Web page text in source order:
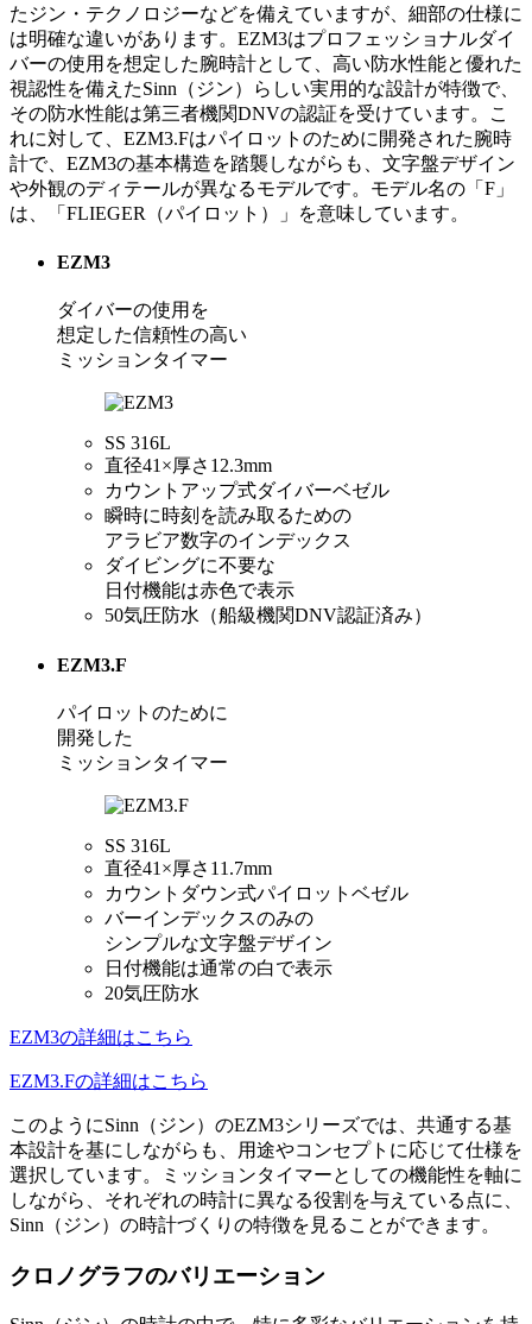
たジン・テクノロジーなどを備えていますが、細部の仕様に
は明確な違いがあります。EZM3はプロフェッショナルダイ
バーの使用を想定した腕時計として、高い防水性能と優れた
視認性を備えたSinn（ジン）らしい実用的な設計が特徴で、
その防水性能は第三者機関DNVの認証を受けています。こ
れに対して、EZM3.Fはパイロットのために開発された腕時
計で、EZM3の基本構造を踏襲しながらも、文字盤デザイン
や外観のディテールが異なるモデルです。モデル名の「F」
は、「FLIEGER（パイロット）」を意味しています。
EZM3
ダイバーの使用を
想定した信頼性の高い
ミッションタイマー
SS 316L
直径41×厚さ12.3mm
カウントアップ式ダイバーベゼル
瞬時に時刻を読み取るための
アラビア数字のインデックス
ダイビングに不要な
日付機能は赤色で表示
50気圧防水（船級機関DNV認証済み）
EZM3.F
パイロットのために
開発した
ミッションタイマー
SS 316L
直径41×厚さ11.7mm
カウントダウン式パイロットベゼル
バーインデックスのみの
シンプルな文字盤デザイン
日付機能は通常の白で表示
20気圧防水
EZM3の詳細はこちら
EZM3.Fの詳細はこちら
このようにSinn（ジン）のEZM3シリーズでは、共通する基
本設計を基にしながらも、用途やコンセプトに応じて仕様を
選択しています。ミッションタイマーとしての機能性を軸に
しながら、それぞれの時計に異なる役割を与えている点に、
Sinn（ジン）の時計づくりの特徴を見ることができます。
クロノグラフのバリエーション